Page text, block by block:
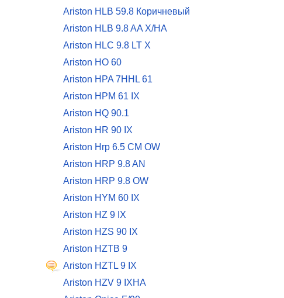
Ariston HLB 59.8 Коричневый
Ariston HLB 9.8 AA X/HA
Ariston HLC 9.8 LT X
Ariston HO 60
Ariston HPA 7HHL 61
Ariston HPM 61 IX
Ariston HQ 90.1
Ariston HR 90 IX
Ariston Hrp 6.5 CM OW
Ariston HRP 9.8 AN
Ariston HRP 9.8 OW
Ariston HYM 60 IX
Ariston HZ 9 IX
Ariston HZS 90 IX
Ariston HZTB 9
Ariston HZTL 9 IX
Ariston HZV 9 IXHA